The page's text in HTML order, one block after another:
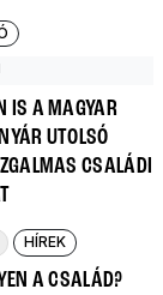
IS A MAGYAR
UTOLSÓ
CSALÁDI
HÍREK
A CSALÁD?